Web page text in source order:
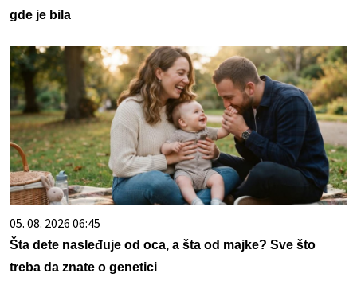
gde je bila
05. 08. 2026 06:45
Šta dete nasleđuje od oca, a šta od majke? Sve što
treba da znate o genetici